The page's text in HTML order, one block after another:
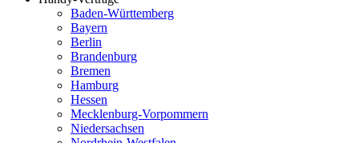
Baden-Württemberg
Bayern
Berlin
Brandenburg
Bremen
Hamburg
Hessen
Mecklenburg-Vorpommern
Niedersachsen